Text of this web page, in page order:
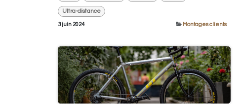
Ultra-distance
3 juin 2024 Montages clients